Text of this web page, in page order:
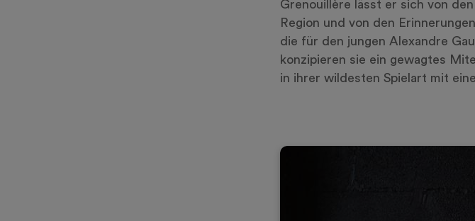
Grenouillère lässt er sich von
Region und von den
die für den jungen Alexandre
konzipieren sie ein gewagtes
in ihrer wildesten Spielart mit